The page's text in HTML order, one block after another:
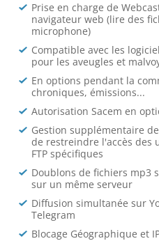
Prise en charge de
navigateur web (lire des
microphone)
Compatible avec les
pour les aveugles et
En options pendant la
chroniques, émissions...
Autorisation Sacem en
Gestion supplémentaire
de restreindre l'accès des
FTP spécifiques
Doublons de fichiers mp3
sur un même serveur
Diffusion simultanée sur
Telegram
Blocage Géographique et